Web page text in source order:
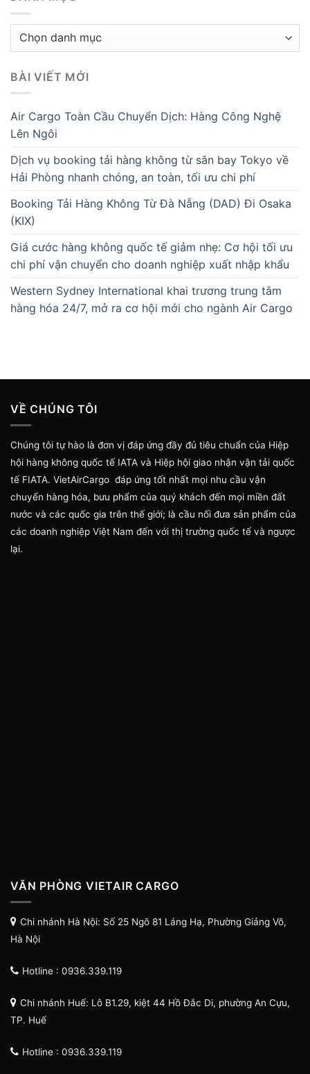
Danh
BÀI VIẾT MỚI
Air Cargo Toàn Cầu Chuyển Dịch: Hàng Công Nghệ
Lên Ngôi
Dịch vụ booking tải hàng không từ sân bay Tokyo về
Hải Phòng nhanh chóng, an toàn, tối ưu chi phí
Booking Tải Hàng Không Từ Đà Nẵng (DAD) Đi Osaka
(KIX)
Giá cước hàng không quốc tế giảm nhẹ: Cơ hội tối ưu
chi phí vận chuyển cho doanh nghiệp xuất nhập khẩu
Western Sydney International khai trương trung tâm
hàng hóa 24/7, mở ra cơ hội mới cho ngành Air Cargo
VỀ CHÚNG TÔI
Chúng tôi tự hào là đơn vị đáp ứng đầy đủ tiêu chuẩn của Hiệp
hội hàng không quốc tế IATA và Hiệp hội giao nhận vận tải quốc
tế FIATA. VietAirCargo đáp ứng tốt nhất mọi nhu cầu vận
chuyển hàng hóa, bưu phẩm của quý khách đến mọi miền đất
nước và các quốc gia trên thế giới; là cầu nối đưa sản phẩm của
các doanh nghiệp Việt Nam đến với thị trường quốc tế và ngược
lại.
VĂN PHÒNG VIETAIR CARGO
Chi nhánh Hà Nội: Số 25 Ngõ 81 Láng Hạ, Phường Giảng Võ,
Hà Nội
Hotline : 0936.339.119
Chi nhánh Huế: Lô B1.29, kiệt 44 Hồ Đắc Di, phường An Cựu,
TP. Huế
Hotline : 0936.339.119